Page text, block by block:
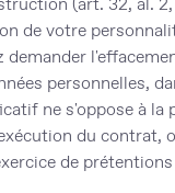
de votre
demander
personnelles,
ne s'oppose à la
du contrat,
de